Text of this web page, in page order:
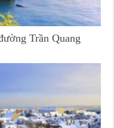
Trần Quang